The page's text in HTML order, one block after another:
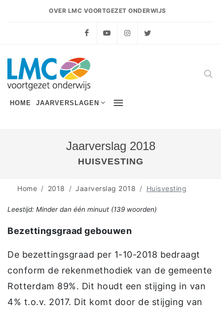
OVER LMC VOORTGEZET ONDERWIJS
FacebookYouTubeInstagram
HOME JAARVERSLAGEN
Jaarverslag 2018
HUISVESTING
Home 2018 Jaarverslag 2018 Huisvesting
Leestijd: Minder dan één minuut (139 woorden)
Bezettingsgraad gebouwen
De bezettingsgraad per 1-10-2018 bedraagt
conform de rekenmethodiek van de gemeente
Rotterdam 89%. Dit houdt een stijging in van
4% t.o.v. 2017. Dit komt door de stijging van